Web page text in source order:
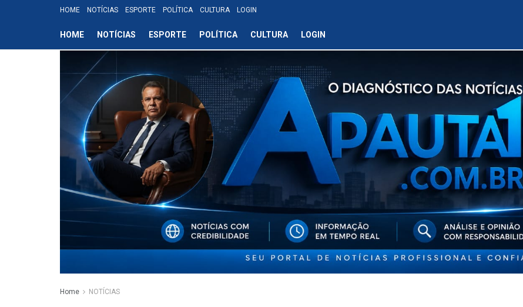
HOME NOTÍCIAS ESPORTE POLÍTICA CULTURA LOGIN
HOME NOTÍCIAS ESPORTE POLÍTICA CULTURA LOGIN
Home NOTÍCIAS